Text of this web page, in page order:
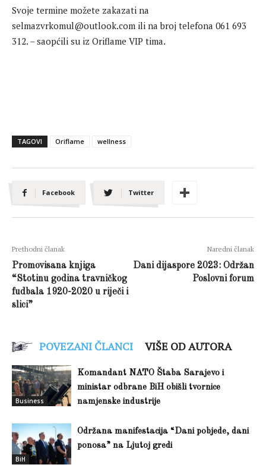
Svoje termine možete zakazati na
selmazvrkomul@outlook.com ili na broj telefona 061 693
312. – saopćili su iz Oriflame VIP tima.
TAGOVI Oriflame wellness
Facebook Twitter
Prethodni članak
Promovisana knjiga
“Stotinu godina travničkog
fudbala 1920-2020 u riječi i
slici”
Naredni članak
Dani dijaspore 2023: Održan
Poslovni forum
POVEZANI ČLANCI VIŠE OD AUTORA
Business
Komandant NATO Štaba Sarajevo i
ministar odbrane BiH obišli tvornice
namjenske industrije
BiH
Održana manifestacija “Dani pobjede, dani
ponosa” na Ljutoj gredi